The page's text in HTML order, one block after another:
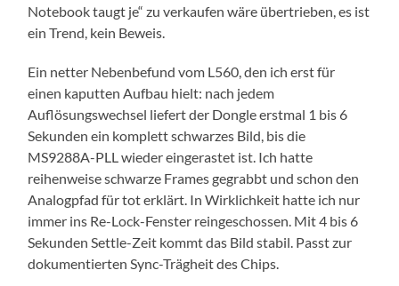
Notebook taugt je“ zu verkaufen wäre übertrieben, es ist
ein Trend, kein Beweis.
Ein netter Nebenbefund vom L560, den ich erst für
einen kaputten Aufbau hielt: nach jedem
Auflösungswechsel liefert der Dongle erstmal 1 bis 6
Sekunden ein komplett schwarzes Bild, bis die
MS9288A-PLL wieder eingerastet ist. Ich hatte
reihenweise schwarze Frames gegrabbt und schon den
Analogpfad für tot erklärt. In Wirklichkeit hatte ich nur
immer ins Re-Lock-Fenster reingeschossen. Mit 4 bis 6
Sekunden Settle-Zeit kommt das Bild stabil. Passt zur
dokumentierten Sync-Trägheit des Chips.